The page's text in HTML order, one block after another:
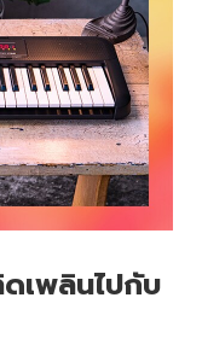
เพลินไปกับ